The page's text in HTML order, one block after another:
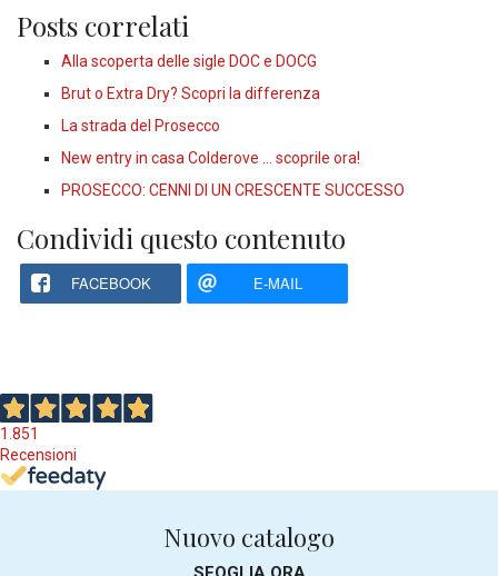
Posts correlati
Alla scoperta delle sigle DOC e DOCG
Brut o Extra Dry? Scopri la differenza
La strada del Prosecco
New entry in casa Colderove ... scoprile ora!
PROSECCO: CENNI DI UN CRESCENTE SUCCESSO
Condividi questo contenuto
FACEBOOK E-MAIL
1.851
Recensioni
Nuovo catalogo